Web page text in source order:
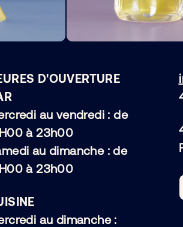
D'OUVERTURE
au vendredi : de
à 23h00
au dimanche : de
à 23h00
au dimanche :